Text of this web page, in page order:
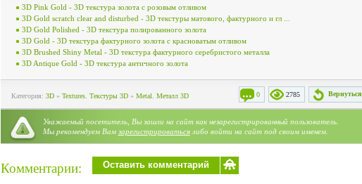
3D Pink Gold - 3D текстура золота с розовым отливом
3D Gold scratch clear and disturbed - 3D текстуры матового, фактурного и гл ...
3D Gold Polished - 3D текстура полированного золота
3D Gold - 3D текстура фактурного золота с красноватым отливом
3D Brushed Shiny Metal - 3D текстура фактурного серебристого металла
3D Antique Gold - 3D текстура античного золота
Вернуться
2785
0
Категория: 3D» Textures. Текстуры 3D» Metal. Металл 3D
Уважаемый посетитель, Вы зашли на сайт как незарегистрированный пользователь.
Мы рекомендуем Вам зарегистрироватьсялибо войти на сайт под своим именем.
Комментарии: Оставить комментарий